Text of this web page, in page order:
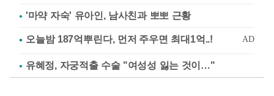
'마약 자숙' 유아인, 남사친과 뽀뽀 근황
유혜정, 자궁적출 수술 "여성성 잃는 것이…"